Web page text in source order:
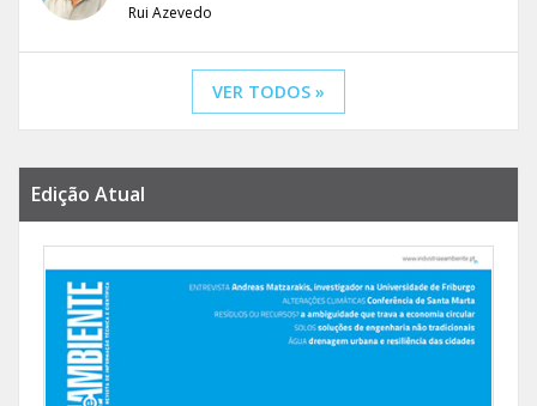
Rui Azevedo
VER TODOS »
Edição Atual